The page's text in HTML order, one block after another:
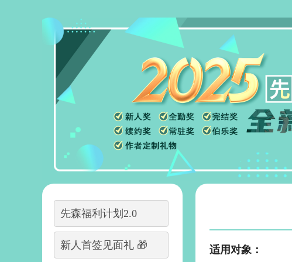
先森福利计划2.0
新人首签见面礼 🎁 适用对象：